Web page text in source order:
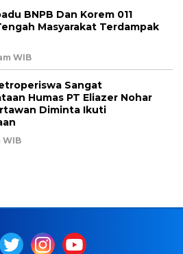
BNPB Dan Korem 011
Masyarakat Terdampak
WIB
Sangat
Humas PT Eliazer Nohar
Diminta Ikuti
WIB